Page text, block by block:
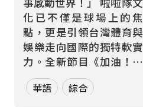
化已不僅是球場上的焦
點，更是引領台灣體育與
娛樂走向國際的獨特軟實
力。全新節目《加油！熱
血應援站》，由香港藝人
張啟樂與影視運動產業專
華語 綜合